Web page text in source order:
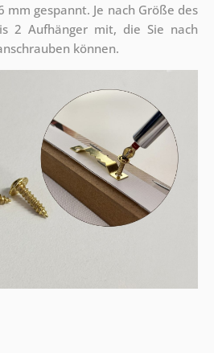
gespannt. Je nach Größe des
2 Aufhänger mit, die Sie nach
können.